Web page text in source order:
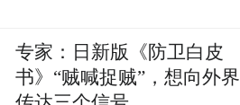
专家：日新版《防卫白皮
书》“贼喊捉贼”，想向外界